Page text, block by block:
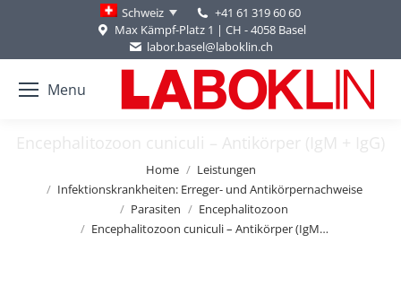
Schweiz
+41 61 319 60 60
Max Kämpf-Platz 1 | CH - 4058 Basel
labor.basel@laboklin.ch
Menu
Encephalitozoon cuniculi – Antikörper (IgM + IgG)
Home
Leistungen
Infektionskrankheiten: Erreger- und Antikörpernachweise
Parasiten
Encephalitozoon
Encephalitozoon cuniculi – Antikörper (IgM…